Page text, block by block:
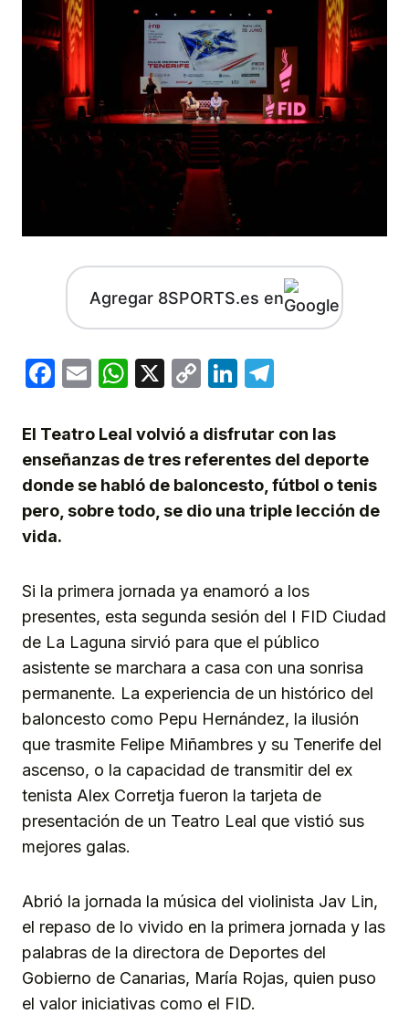
Agregar 8SPORTS.es en
Facebook
EmailWhatsApp
X
CopyLinkedIn
El Teatro Leal volvió a disfrutar con las
enseñanzas de tres referentes del deporte
donde se habló de baloncesto, fútbol o tenis
pero, sobre todo, se dio una triple lección de
vida.
Si la primera jornada ya enamoró a los
presentes, esta segunda sesión del I FID Ciudad
de La Laguna sirvió para que el público
asistente se marchara a casa con una sonrisa
permanente. La experiencia de un histórico del
baloncesto como Pepu Hernández, la ilusión
que trasmite Felipe Miñambres y su Tenerife del
ascenso, o la capacidad de transmitir del ex
tenista Alex Corretja fueron la tarjeta de
presentación de un Teatro Leal que vistió sus
mejores galas.
Abrió la jornada la música del violinista Jav Lin,
el repaso de lo vivido en la primera jornada y las
palabras de la directora de Deportes del
Gobierno de Canarias, María Rojas, quien puso
el valor iniciativas como el FID.